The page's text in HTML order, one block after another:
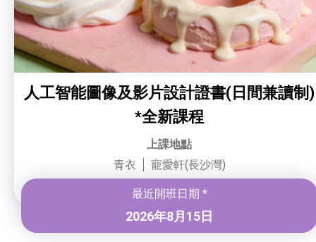
人工智能圖像及影片設計證書(日間兼讀制)
*全新課程
上課地點
青衣
寵愛軒(長沙灣)
最近開班日期 *
2026年8月15日